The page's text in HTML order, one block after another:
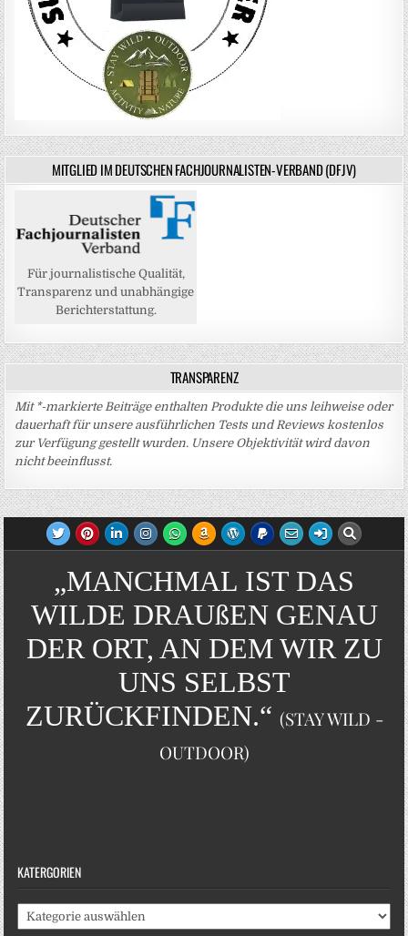
MITGLIED IM DEUTSCHEN FACHJOURNALISTEN-VERBAND (DFJV)
Für journalistische Qualität,
Transparenz und unabhängige
Berichterstattung.
TRANSPARENZ
Mit *-markierte Beiträge enthalten Produkte die uns leihweise oder
dauerhaft für unsere ausführlichen Tests und Reviews kostenlos
zur Verfügung gestellt wurden. Unsere Objektivität wird davon
nicht beeinflusst.
„MANCHMAL IST DAS
WILDE DRAUßEN GENAU
DER ORT, AN DEM WIR ZU
UNS SELBST
ZURÜCKFINDEN.“ (STAY WILD -
OUTDOOR)
KATERGORIEN
Katergorien